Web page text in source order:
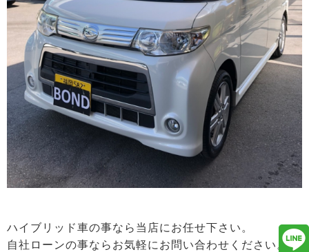
ハイブリッド車の事なら当店にお任せ下さい。
自社ローンの事ならお気軽にお問い合わせください。